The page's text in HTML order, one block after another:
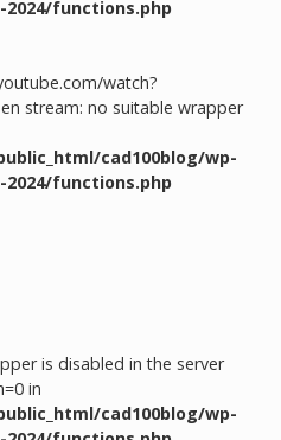
functions.php
watch?
stream: no suitable wrapper
cad100blog/wp-
functions.php
is disabled in the server
in
cad100blog/wp-